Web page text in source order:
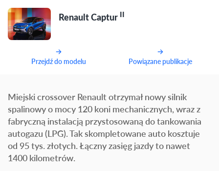
Renault Captur II
Przejdź do modelu Powiązane publikacje
Miejski crossover Renault otrzymał nowy silnik
spalinowy o mocy 120 koni mechanicznych, wraz z
fabryczną instalacją przystosowaną do tankowania
autogazu (LPG). Tak skompletowane auto kosztuje
od 95 tys. złotych. Łączny zasięg jazdy to nawet
1400 kilometrów.